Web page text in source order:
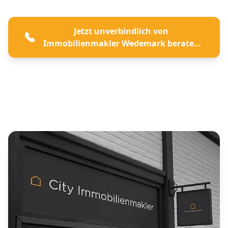
Jetzt unverbindlich von
Immobilienmakler Wedemark beraten
lassen